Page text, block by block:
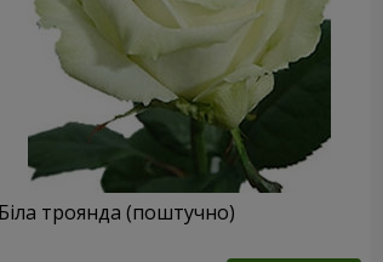
Біла троянда (поштучно)